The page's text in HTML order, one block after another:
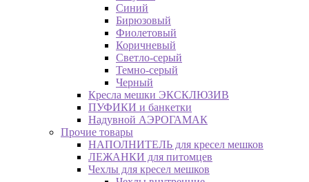
Синий
Бирюзовый
Фиолетовый
Коричневый
Светло-серый
Темно-серый
Черный
Кресла мешки ЭКСКЛЮЗИВ
ПУФИКИ и банкетки
Надувной АЭРОГАМАК
Прочие товары
НАПОЛНИТЕЛЬ для кресел мешков
ЛЕЖАНКИ для питомцев
Чехлы для кресел мешков